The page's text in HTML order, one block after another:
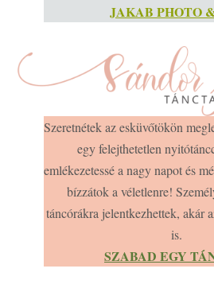
JAKAB PHOTO
Szeretnétek az esküvőtökön
egy felejthetetlen
emlékezetessé a nagy napot és
bízzátok a véletlenre!
táncórákra jelentkezhettek, akár
is.
SZABAD EGY